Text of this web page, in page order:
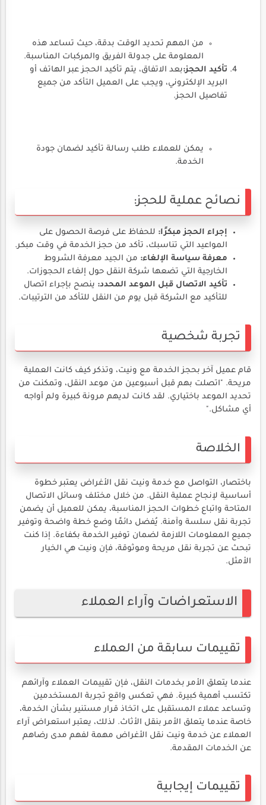
من المهم تحديد الوقت بدقة، حيث تساعد هذه
المعلومة على جدولة الفريق والمركبات المناسبة.
تأكيد الحجز:بعد الاتفاق، يتم تأكيد الحجز عبر الهاتف أو
البريد الإلكتروني، ويجب على العميل التأكد من جميع
تفاصيل الحجز.
يمكن للعملاء طلب رسالة تأكيد لضمان جودة
الخدمة.
نصائح عملية للحجز:
إجراء الحجز مبكرًا: للحفاظ على فرصة الحصول على
المواعيد التي تناسبك، تأكد من حجز الخدمة في وقت مبكر.
معرفة سياسة الإلغاء: من الجيد معرفة الشروط
الخارجية التي تضعها شركة النقل حول إلغاء الحجوزات.
تأكيد الاتصال قبل الموعد المحدد: ينصح بإجراء اتصال
للتأكيد مع الشركة قبل يوم من النقل للتأكد من الترتيبات.
تجربة شخصية
قام عميل آخر بحجز الخدمة مع ونيت، وتذكر كيف كانت العملية
مريحة. "اتصلت بهم قبل أسبوعين من موعد النقل، وتمكنت من
تحديد الموعد باختياري. لقد كانت لديهم مرونة كبيرة ولم أواجه
أي مشاكل."
الخلاصة
باختصار، التواصل مع خدمة ونيت نقل الأغراض يعتبر خطوة
أساسية لإنجاح عملية النقل. من خلال مختلف وسائل الاتصال
المتاحة واتباع خطوات الحجز المناسبة، يمكن للعميل أن يضمن
تجربة نقل سلسة وآمنة. يُفضل دائمًا وضع خطة واضحة وتوفير
جميع المعلومات اللازمة لضمان توفير الخدمة بكفاءة. إذا كنت
تبحث عن تجربة نقل مريحة وموثوقة، فإن ونيت هي الخيار
الأمثل.
الاستعراضات وآراء العملاء
تقييمات سابقة من العملاء
عندما يتعلق الأمر بخدمات النقل، فإن تقييمات العملاء وآرائهم
تكتسب أهمية كبيرة. فهي تعكس واقع تجربة المستخدمين
وتساعد عملاء المستقبل على اتخاذ قرار مستنير بشأن الخدمة،
خاصة عندما يتعلق الأمر بنقل الأثاث. لذلك، يعتبر استعراض آراء
العملاء عن خدمة ونيت نقل الأغراض مهمة لفهم مدى رضاهم
عن الخدمات المقدمة.
تقييمات إيجابية